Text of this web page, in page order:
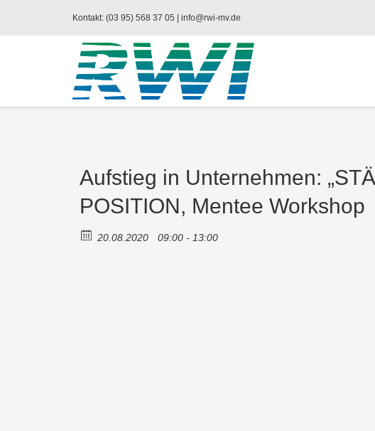
Kontakt: (03 95) 568 37 05 | info@rwi-mv.de
Aufstieg in Unternehmen:
POSITION, Mentee Workshop
20.08.2020 09:00 - 13:00